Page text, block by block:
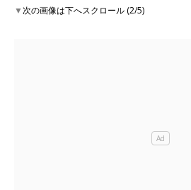
▼次の画像は下へスクロール (2/5)